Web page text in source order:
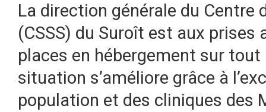
La direction générale du Centre
(CSSS) du Suroît est aux prises
places en hébergement sur
situation s’améliore grâce à
population et des cliniques des